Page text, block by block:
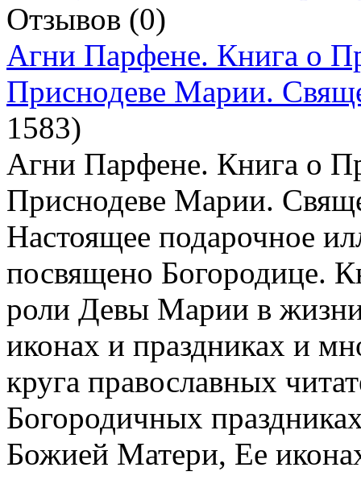
Отзывов (0)
Агни Парфене. Книга о
Приснодеве Марии.
1583)
Агни Парфене. Книга о
Приснодеве Марии.
Настоящее подарочное
посвящено Богородице.
роли Девы Марии в
иконах и праздниках и
круга православных
Богородичных
Божией Матери, Ее